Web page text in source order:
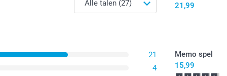
PVC zonder
21
4
21,99
Memo spel
15,99